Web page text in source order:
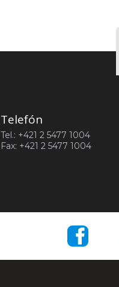
Telefón
Tel.: +421 2 5477 1004
Fax: +421 2 5477 1004